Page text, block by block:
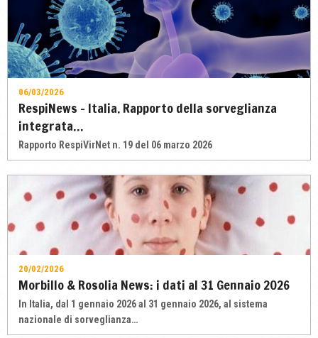
06/03/2026
RespiNews - Italia. Rapporto della sorveglianza
integrata…
Rapporto RespiVirNet n. 19 del 06 marzo 2026
20/02/2026
Morbillo & Rosolia News: i dati al 31 Gennaio 2026
In Italia, dal 1 gennaio 2026 al 31 gennaio 2026, al sistema
nazionale di sorveglianza…